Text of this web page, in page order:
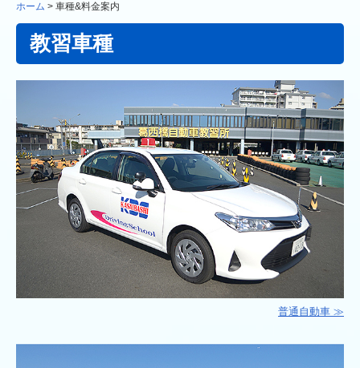
普通自動車
普通自動二輪車
大型自動二輪車
普通二種（受入中止中）
ペーパードライバー教習（受入中止中）
審査（限定解除）
企業研修/ブラッシュアップ講習
卒業生割引制度
よくある質問
ホーム 車種&料金案内
教習車種
普通自動車 ≫